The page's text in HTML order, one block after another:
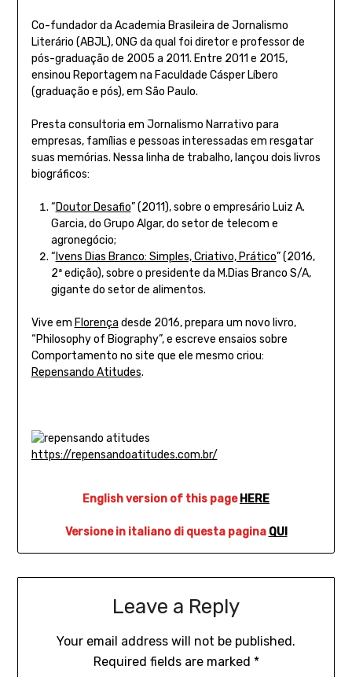
Co-fundador da Academia Brasileira de Jornalismo
Literário (ABJL), ONG da qual foi diretor e professor de
pós-graduação de 2005 a 2011. Entre 2011 e 2015,
ensinou Reportagem na Faculdade Cásper Líbero
(graduação e pós), em São Paulo.
Presta consultoria em Jornalismo Narrativo para
empresas, famílias e pessoas interessadas em resgatar
suas memórias. Nessa linha de trabalho, lançou dois livros
biográficos:
“Doutor Desafio” (2011), sobre o empresário Luiz A.
Garcia, do Grupo Algar, do setor de telecom e
agronegócio;
“ Ivens Dias Branco: Simples, Criativo, Prático” (2016,
2ª edição), sobre o presidente da M.Dias Branco S/A,
gigante do setor de alimentos.
Vive em Florença desde 2016, prepara um novo livro,
“Philosophy of Biography”, e escreve ensaios sobre
Comportamento no site que ele mesmo criou:
Repensando Atitudes.
https://repensandoatitudes.com.br/
English version of this pageHERE
Versione in italiano di questa pagina QUI
Leave a Reply
Your email address will not be published.
Required fields are marked *